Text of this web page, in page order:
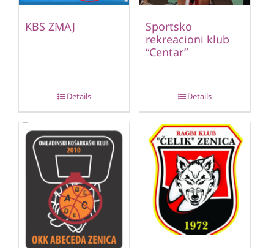
KBS ZMAJ
Details
Sportsko
rekreacioni klub
“Centar”
Details